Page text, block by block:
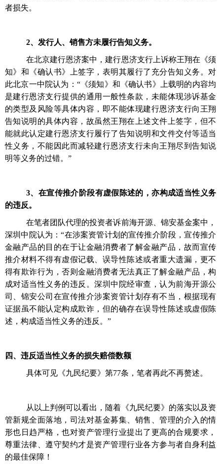
者损失。
2、 发行人、销售方未履行告知义务。
在北京建行恩济案中，建行恩济支行上诉称王翔在《须
知》和《确认书》上签字，表明其履行了充分告知义务。对
此北京一中院认为： “《须知》和《确认书》上载明的内容均
是建行恩济支行提供的通用一般性条款，未能体现涉诉基金
的类型及风险等具体内容，即不能体现建行恩济支行向王翔
告知说明的具体内容，故虽然王翔在上述文件上签字，但不
能就此认定建行恩济支行履行了告知说明和文件交付等适当
性义务，不能因此而减轻建行恩济支行未向王翔尽到告知说
明等义务的过错。”
3、 在宣传推介阶段有虚假陈述的，亦构成适当性义务
的违反。
在笔者团队代理的投资者诉前海开源、锦安基金案中，
深圳中院认为：“在涉案资管计划的宣传推介阶段，宣传推介
金融产品的目的在于让金融消费者了解金融产品，故而宣传
推介材料不得有虚假记载、误导性陈述或者重大遗漏，更不
得有欺诈行为，否则金融消费者无法真正了解金融产品，构
成对适当性义务的违反。深圳中院经审查，认为前海开源公
司、锦安公司在宣传推介涉案资管计划存有不当，根据现有
证据虽不能认定构成欺诈，但的确存在误导性陈述或虚假陈
述，构成适当性义务的违反。”
四、 违反适当性义务的损失赔偿数额
具体可见《九民纪要》第77条，笔者再此不再赘述。
从以上判例可以看出，随着《九民纪要》的落实以及资
管新规全面落地，司法对基金募集、销售、管理的介入的情
形也日趋严格，也对资产管理行业提出了更高的合规要求，
尊重法律、遵守契约才是资产管理行业各方参与者自身利益
的最佳保障！